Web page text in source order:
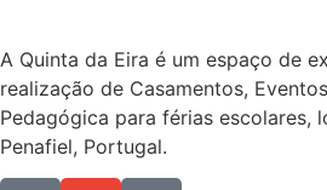
A Quinta da Eira é um espaço de
realização de Casamentos,
Pedagógica para férias escolares,
Penafiel, Portugal.​